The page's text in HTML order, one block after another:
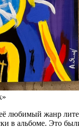
любимый жанр
в альбоме. Это